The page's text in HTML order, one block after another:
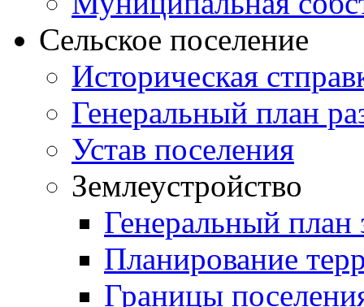
Сельское поселение
Историческая
Генеральный план
Устав поселения
Землеустройство
Генеральный план
Планирование
Границы